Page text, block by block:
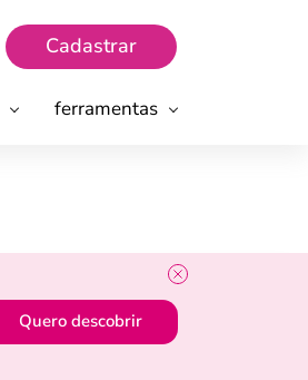
Cadastrar
ferramentas
Quero descobrir